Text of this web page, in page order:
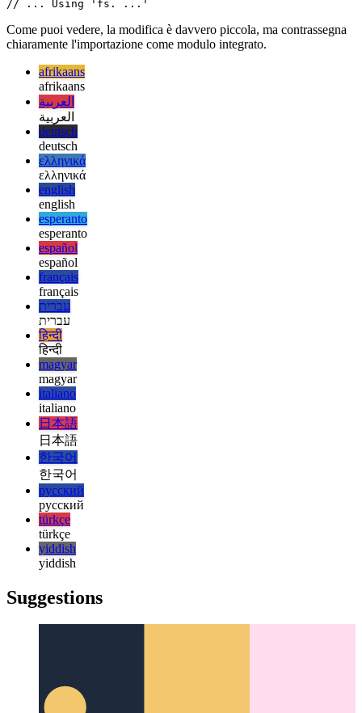
// in this case 'fs', using the
// of callbacks.
import fs from 'node:fs/promises';
Come puoi vedere, la modifica è davvero piccola, ma contrassegna
chiaramente l'importazione come modulo integrato.
afrikaans
afrikaans
العربية
العربية
deutsch
deutsch
ελληνικά
ελληνικά
english
english
esperanto
esperanto
español
español
français
français
עברית
עברית
हिन्दी
हिन्दी
magyar
magyar
italiano
italiano
日本語
日本語
한국어
한국어
русский
русский
türkçe
yiddish